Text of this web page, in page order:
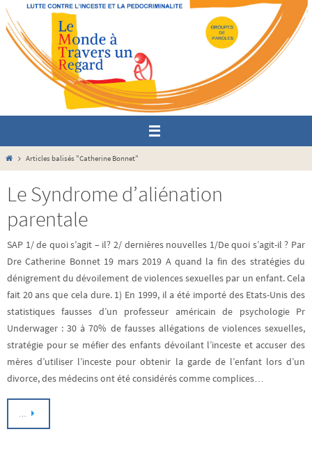
Passer
vers
contenu
HomeArticles balisés "Catherine Bonnet"
Le Syndrome d’aliénation
parentale
SAP 1/ de quoi s’agit – il? 2/ dernières nouvelles 1/De quoi s’agit-il ? Par
Dre Catherine Bonnet 19 mars 2019 A quand la fin des stratégies du
dénigrement du dévoilement de violences sexuelles par un enfant. Cela
fait 20 ans que cela dure. 1) En 1999, il a été importé des Etats-Unis des
statistiques fausses d’un professeur américain de psychologie Pr
Underwager : 30 à 70% de fausses allégations de violences sexuelles,
stratégie pour se méfier des enfants dévoilant l’inceste et accuser des
mères d’utiliser l’inceste pour obtenir la garde de l’enfant lors d’un
divorce, des médecins ont été considérés comme complices…
…